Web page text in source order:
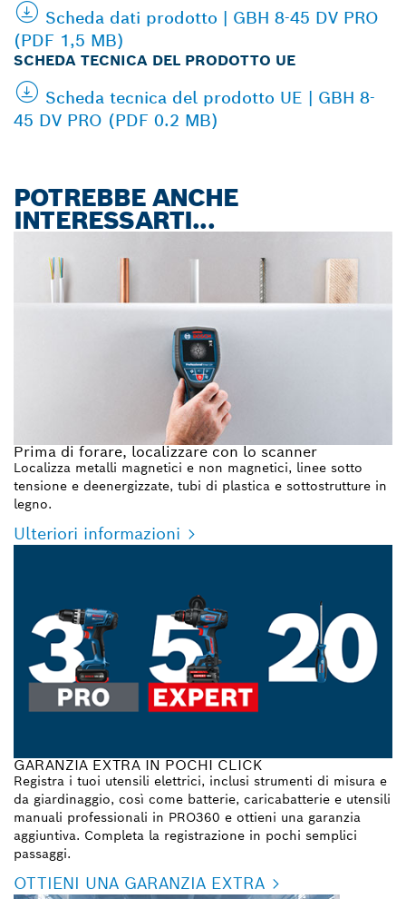
Scheda dati prodotto | GBH 8-45 DV PRO
(PDF 1,5 MB)
SCHEDA TECNICA DEL PRODOTTO UE
Scheda tecnica del prodotto UE | GBH 8-
45 DV PRO (PDF 0.2 MB)
POTREBBE ANCHE
INTERESSARTI...
Prima di forare, localizzare con lo scanner
Localizza metalli magnetici e non magnetici, linee sotto
tensione e deenergizzate, tubi di plastica e sottostrutture in
legno.
Ulteriori informazioni
GARANZIA EXTRA IN POCHI CLICK
Registra i tuoi utensili elettrici, inclusi strumenti di misura e
da giardinaggio, così come batterie, caricabatterie e utensili
manuali professionali in PRO360 e ottieni una garanzia
aggiuntiva. Completa la registrazione in pochi semplici
passaggi.
OTTIENI UNA GARANZIA EXTRA